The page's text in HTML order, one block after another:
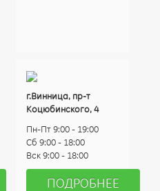
г.Винница, пр-т
Коцюбинского, 4
Пн-Пт 9:00 - 19:00
Сб 9:00 - 18:00
Вск 9:00 - 18:00
ПОДРОБНЕЕ